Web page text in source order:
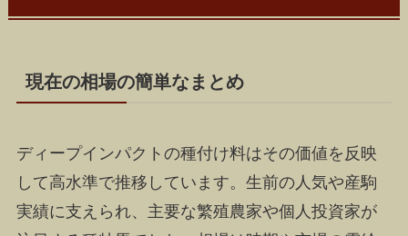
現在の相場の簡単なまとめ
ディープインパクトの種付け料はその価値を反映
して高水準で推移しています。生前の人気や産駒
実績に支えられ、主要な繁殖農家や個人投資家が